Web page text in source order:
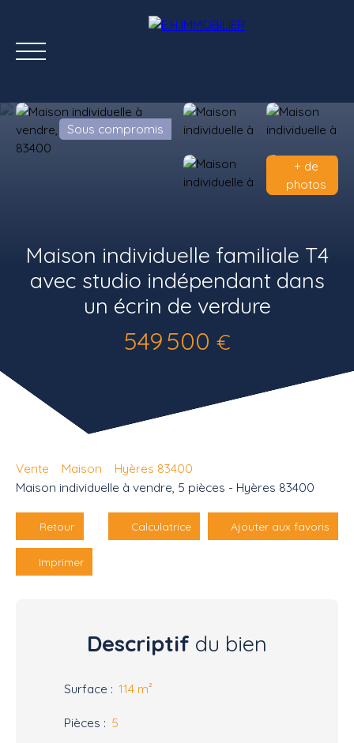
Sous compromis
+ de
photos
Maison individuelle familiale T4
avec studio indépendant dans
un écrin de verdure
549 500 €
Vente Maison
Hyères 83400
Maison individuelle à vendre, 5 pièces - Hyères 83400
Retour Calculatrice Ajouter aux favoris
Imprimer
Descriptif du bien
Surface : 114 m²
Pièces : 5